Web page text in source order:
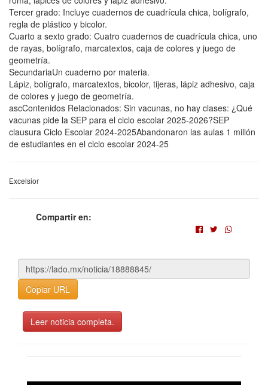
Tercer grado: Incluye cuadernos de cuadrícula chica, bolígrafo,
regla de plástico y bicolor.
Cuarto a sexto grado: Cuatro cuadernos de cuadrícula chica, uno
de rayas, bolígrafo, marcatextos, caja de colores y juego de
geometría.
SecundariaUn cuaderno por materia.
Lápiz, bolígrafo, marcatextos, bicolor, tijeras, lápiz adhesivo, caja
de colores y juego de geometría.
ascContenidos Relacionados: Sin vacunas, no hay clases: ¿Qué
vacunas pide la SEP para el ciclo escolar 2025-2026?SEP
clausura Ciclo Escolar 2024-2025Abandonaron las aulas 1 millón
de estudiantes en el ciclo escolar 2024-25
Excelsior
Compartir en:
Copiar URL
Leer noticia completa.